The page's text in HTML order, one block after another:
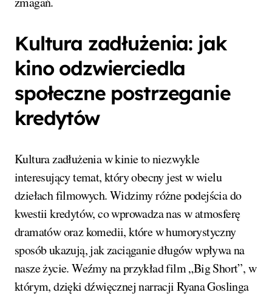
Kultura zadłużenia: jak
kino odzwierciedla
społeczne postrzeganie
kredytów
Kultura zadłużenia w kinie to niezwykle
interesujący temat, który obecny jest w wielu
dziełach filmowych. Widzimy różne podejścia do
kwestii kredytów, co wprowadza nas w atmosferę
dramatów oraz komedii, które w humorystyczny
sposób ukazują, jak zaciąganie długów wpływa na
nasze życie. Weźmy na przykład film „Big Short”, w
którym, dzięki dźwięcznej narracji Ryana Goslinga